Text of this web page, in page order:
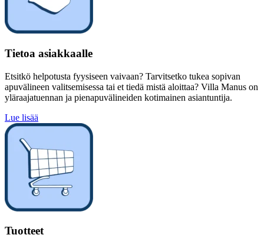
Tietoa asiakkaalle
Etsitkö helpotusta fyysiseen vaivaan? Tarvitsetko tukea sopivan
apuvälineen valitsemisessa tai et tiedä mistä aloittaa? Villa Manus on
yläraajatuennan ja pienapuvälineiden kotimainen asiantuntija.
Lue lisää
Tuotteet